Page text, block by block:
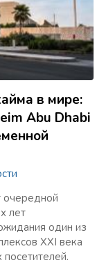
в мире:
Abu Dhabi
очередной
лет
один из
XXI века